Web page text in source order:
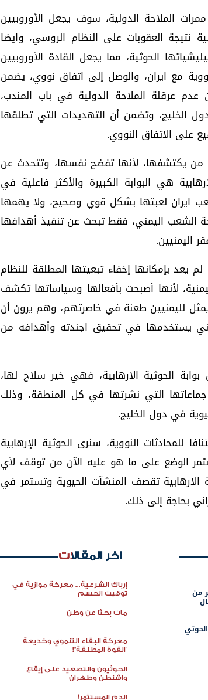
الملاحة الدولية، سوف يجعل الأوروبيين
نتيجة العقوبات على النظام الروسي، وايضا
الحوثية، مما يجعل القادة الأوروبيين
مع ايران، والوصل إلى اتفاق نووي، يضمن
عدم عرقلة الملاحة الدولية في باب المندب،
وتضمن أن التهديدات التي تطلقها
على الاتفاق النووي.
من يكتشفها، لأنها تفضح نفسها، وتتحدث عن
هي البوابة الكبيرة والأكثر فاعلية في
ايران لعبتها بشكل قوي وصحيح، ولا يهمها
الشعب اليمني، فقط تبحث عن تنفيذ أهدافها
اليمنيين.
يعد بإمكانها إخفاء تبعيتها المطلقة للنظام
لأنها أصبحت بأفعالها وسياساتها تكشف
يمثل لليمنيين طعنة في خاصرتهم، وهم يرون أن
يستخدمها في تحقيق اجندته وأهدافه من
الحوثية الارهابية، فهي خير سلاح لها،
التي نشرتها في كل المنطقة، وذلك
في دول الخليج.
للمحادثات النووية، سنرى الحوثية الإرهابية
الوضع على ما هو عليه الآن من توقف لأي
الارهابية تقصف المنشآت الحيوية وتستمر في
بحاجة إلى ذلك.
من
اخر المقالات
إرباك الشرعية... معركة موازية في
توقيت الحسم
مات بحثًا عن وطن
معركة البقاء التنموي وخديعة
"القوة المطلقة"!
الحوثيون والتصعيد على إيقاع
واشنطن وطهران
الدم المستثمر!